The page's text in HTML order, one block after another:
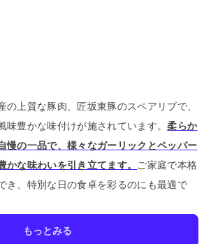
の上質な豚肉、匠坂東豚のスペアリブで、
味豊かな味付けが施されています。柔らか
慢の一品で、様々なガーリックとペッパー
な味わいを引き立てます。 ご家庭で本格
き、特別な日の食卓を彩るのにも最適で
もっとみる